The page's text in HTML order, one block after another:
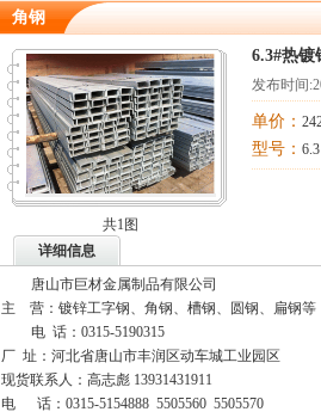
角钢
共1图
6.3#热镀
发布时间:
单价：
型号： 6.3
详细信息
唐山市巨材金属制品有限公司
主 营：镀锌工字钢、角钢、槽钢、圆钢、扁钢等
电 话：0315-5190315
厂 址：河北省唐山市丰润区动车城工业园区
现货联系人：高志彪 13931431911
电 话：0315-5154888 5505560 5505570